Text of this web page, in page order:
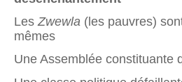
Les Zwewla (les pauvres)
mêmes
Une Assemblée constituante